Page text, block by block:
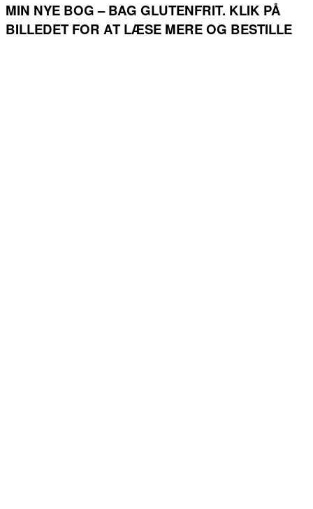
MIN NYE BOG – BAG GLUTENFRIT. KLIK PÅ
BILLEDET FOR AT LÆSE MERE OG BESTILLE